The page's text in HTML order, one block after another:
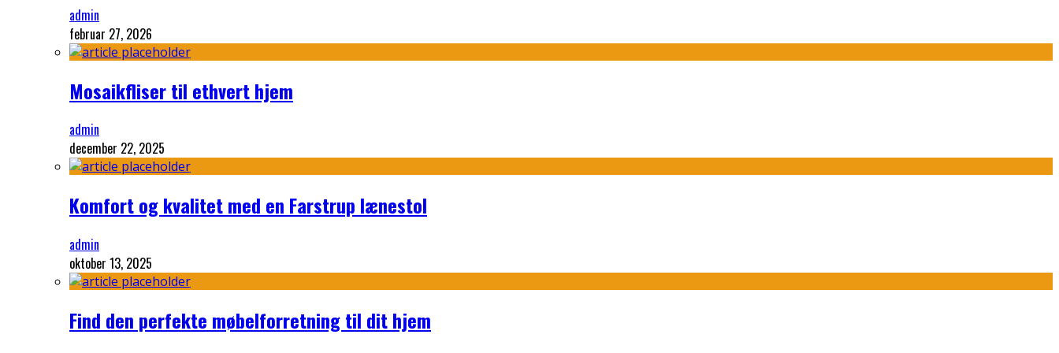
admin
februar 27, 2026
Mosaikfliser til ethvert hjem
admin
december 22, 2025
Komfort og kvalitet med en Farstrup lænestol
admin
oktober 13, 2025
Find den perfekte møbelforretning til dit hjem